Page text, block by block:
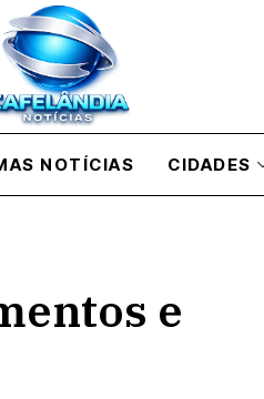
NOTÍCIAS CIDADES
e